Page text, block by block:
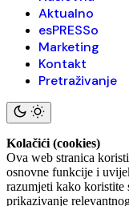
Aktualno
esPRESSo
Marketing
Kontakt
Pretraživanje
Kolačići (cookies)
Ova web stranica
osnovne funkcije i
razumjeti kako koristite
prikazivanje